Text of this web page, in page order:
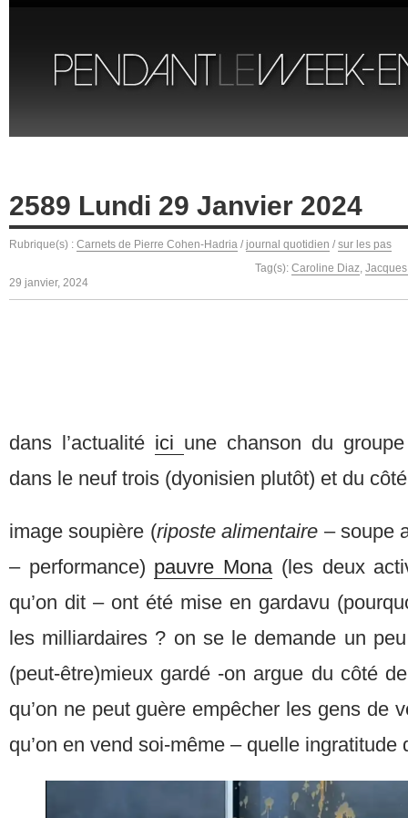
2589 Lundi 29 Janvier 2024
Rubrique(s) : Carnets de Pierre Cohen-Hadria / journal quotidien / sur les pas
Tag(s): Caroline Diaz,
29 janvier, 2024
dans l’actualité ici une chanson du
dans le neuf trois (dyonisien plutôt) et du
image soupière (riposte alimentaire – soupe
– performance) pauvre Mona(les deux
qu’on dit – ont été mise en gardavu
les milliardaires ? on se le demande un
(peut-être)mieux gardé -on argue du côté
qu’on ne peut guère empêcher les gens de
qu’on en vend soi-même – quelle